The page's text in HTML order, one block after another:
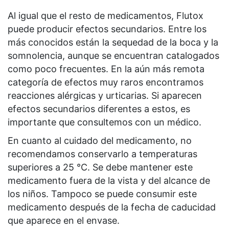
Al igual que el resto de medicamentos, Flutox
puede producir efectos secundarios. Entre los
más conocidos están la sequedad de la boca y la
somnolencia, aunque se encuentran catalogados
como poco frecuentes. En la aún más remota
categoría de efectos muy raros encontramos
reacciones alérgicas y urticarias. Si aparecen
efectos secundarios diferentes a estos, es
importante que consultemos con un médico.
En cuanto al cuidado del medicamento, no
recomendamos conservarlo a temperaturas
superiores a 25 °C. Se debe mantener este
medicamento fuera de la vista y del alcance de
los niños. Tampoco se puede consumir este
medicamento después de la fecha de caducidad
que aparece en el envase.